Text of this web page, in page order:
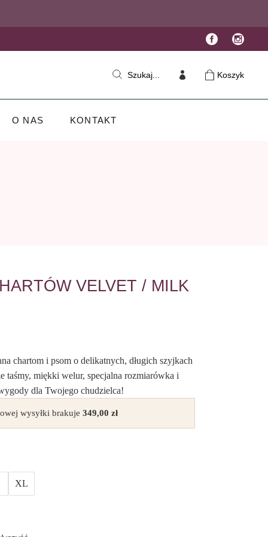
Szukaj... Koszyk
O NAS KONTAKT
VELVET / MILK
chartom i psom o delikatnych, długich szyjkach
taśmy, miękki welur, specjalna rozmiarówka i
dla Twojego chudzielca!
wysyłki brakuje 349,00 zł
XL